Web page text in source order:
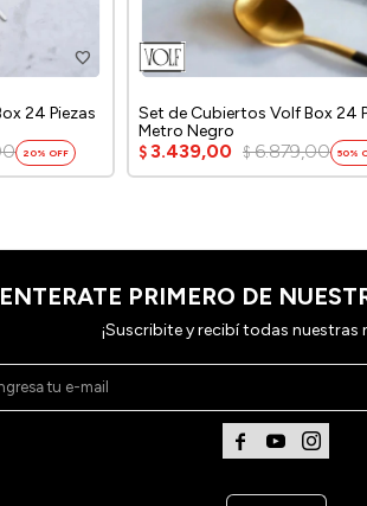
24 Piezas
20
Set de Cubiertos Volf Box 24
Metro Negro
$ 3.439,00 $ 6.879,00 50
ENTERATE PRIMERO DE
¡Suscribite y recibí todas nuestras
  